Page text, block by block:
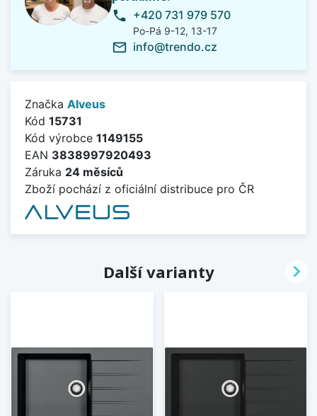
phone +420 731 979 570
Po-Pá 9-12, 13-17
mail_outline info@trendo.cz
Značka Alveus
Kód 15731
Kód výrobce 1149155
EAN 3838997920493
Záruka 24 měsíců
Zboží pochází z oficiální distribuce pro ČR
Další varianty 